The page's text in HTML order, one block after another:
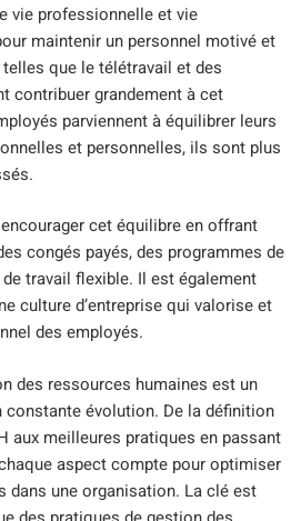
vie professionnelle et vie
maintenir un personnel motivé et
que le télétravail et des
contribuer grandement à cet
parviennent à équilibrer leurs
et personnelles, ils sont plus
cet équilibre en offrant
congés payés, des programmes de
travail flexible. Il est également
culture d’entreprise qui valorise et
des employés.
des ressources humaines est un
évolution. De la définition
aux meilleures pratiques en passant
aspect compte pour optimiser
dans une organisation. La clé est